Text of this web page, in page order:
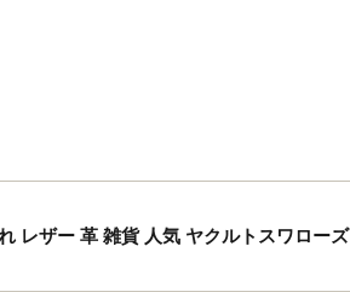
レザー 革 雑貨 人気 ヤクルトスワローズ